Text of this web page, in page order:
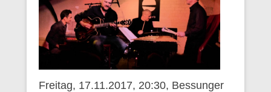
Freitag, 17.11.2017, 20:30, Bessunger